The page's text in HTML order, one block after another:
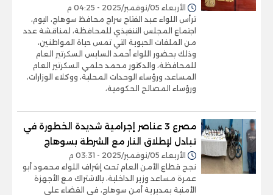
الأربعاء 05/نوفمبر/2025 - 04:25 م
ترأس اللواء عبد الفتاح سراج محافظ سوهاج، اليوم،
اجتماع المجلس التنفيذي للمحافظة، لمناقشة عدد
من الملفات الحيوية التي تمس حياة المواطنين،
وذلك بحضور اللواء أحمد السايس السكرتير العام
للمحافظة، والدكتور محمد حلمي السكرتير العام
المساعد، ورؤساء الوحدات المحلية، ووكلاء الوزارات،
ورؤساء المصالح الحكومية،
مصرع 3 عناصر إجرامية شديدة الخطورة في
تبادل لإطلاق النار مع الشرطة بسوهاج
الأربعاء 05/نوفمبر/2025 - 03:31 م
نجح قطاع الأمن العام تحت إشراف اللواء محمود أبو
عمرة مساعد وزير الداخلية، بالاشتراك مع الأجهزة
الأمنية بمديرية أمن سوهاج، في القضاء على